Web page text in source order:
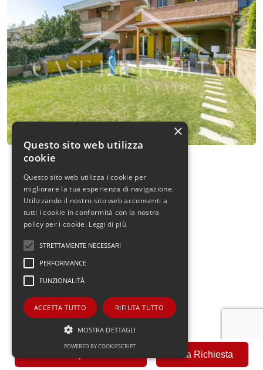
Invia Richiesta
×
Questo sito web utilizza
cookie
Questo sito web utilizza i cookie per
migliorare la tua esperienza di navigazione.
Utilizzando il nostro sito web acconsenti a
tutti i cookie in conformità con la nostra
policy per i cookie. Leggi di più
STRETTAMENTE NECESSARI
PERFORMANCE
FUNZIONALITÀ
ACCETTA TUTTO RIFIUTA TUTTO
MOSTRA DETTAGLI
POWERED BY COOKIESCRIPT